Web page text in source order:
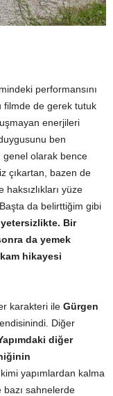
performansını
filmde de gerek tutuk
enerjileri
ben
genel olarak bence
çıkartan, bazen de
yüze
da belirttiğim gibi
Bir
da yemek
hikayesi
karakteri ile Gürgen
Diğer
diğer
yapımlardan kalma
bazı sahnelerde